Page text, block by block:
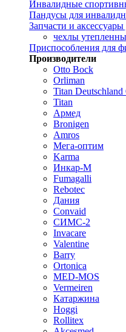
Инвалидные
Пандусы для
Запчасти и
чехлы
Приспособления для
Производители
Otto Bock
Orliman
Titan Deutschland
Titan
Армед
Bronigen
Amros
Мега-оптим
Karma
Инкар-М
Fumagalli
Rebotec
Дания
Convaid
СИМС-2
Invacare
Valentine
Barry
Ortonica
MED-MOS
Vermeiren
Катаржина
Hoggi
Rollitex